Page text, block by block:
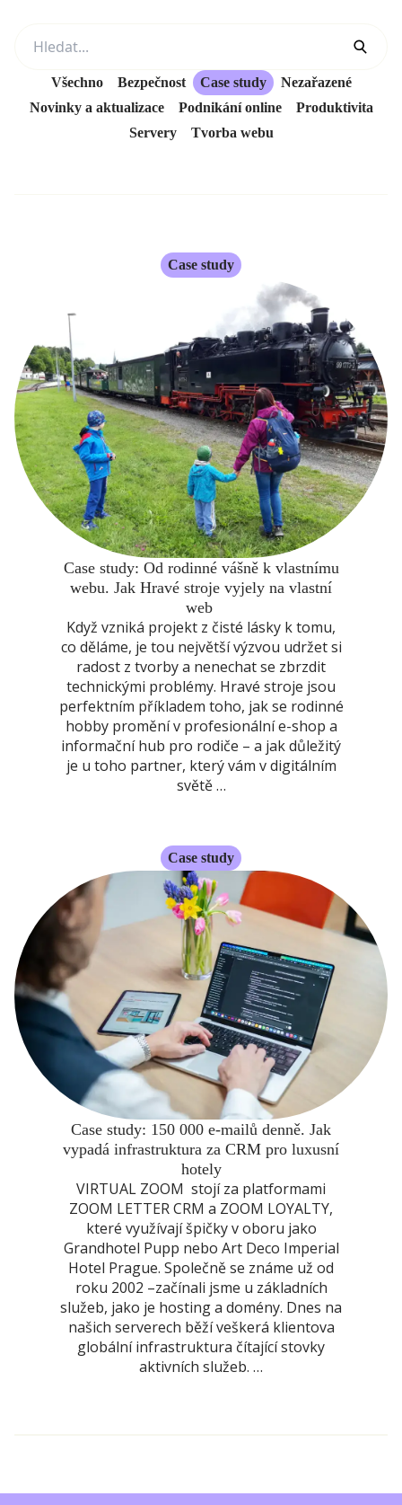
Všechno Bezpečnost Case study
Nezařazené
Novinky a aktualizace
Podnikání online
Produktivita
Servery
Tvorba webu
Case study
Case study: Od rodinné vášně k vlastnímu
webu. Jak Hravé stroje vyjely na vlastní
web
Když vzniká projekt z čisté lásky k tomu,
co děláme, je tou největší výzvou udržet si
radost z tvorby a nenechat se zbrzdit
technickými problémy. Hravé stroje jsou
perfektním příkladem toho, jak se rodinné
hobby promění v profesionální e-shop a
informační hub pro rodiče – a jak důležitý
je u toho partner, který vám v digitálním
světě …
Case study
Case study: 150 000 e-mailů denně. Jak
vypadá infrastruktura za CRM pro luxusní
hotely
VIRTUAL ZOOM stojí za platformami
ZOOM LETTER CRM a ZOOM LOYALTY,
které využívají špičky v oboru jako
Grandhotel Pupp nebo Art Deco Imperial
Hotel Prague. Společně se známe už od
roku 2002 –začínali jsme u základních
služeb, jako je hosting a domény. Dnes na
našich serverech běží veškerá klientova
globální infrastruktura čítající stovky
aktivních služeb. …